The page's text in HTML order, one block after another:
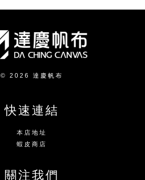
© 2026 達慶帆布
快速連結
本店地址
蝦皮商店
關注我們